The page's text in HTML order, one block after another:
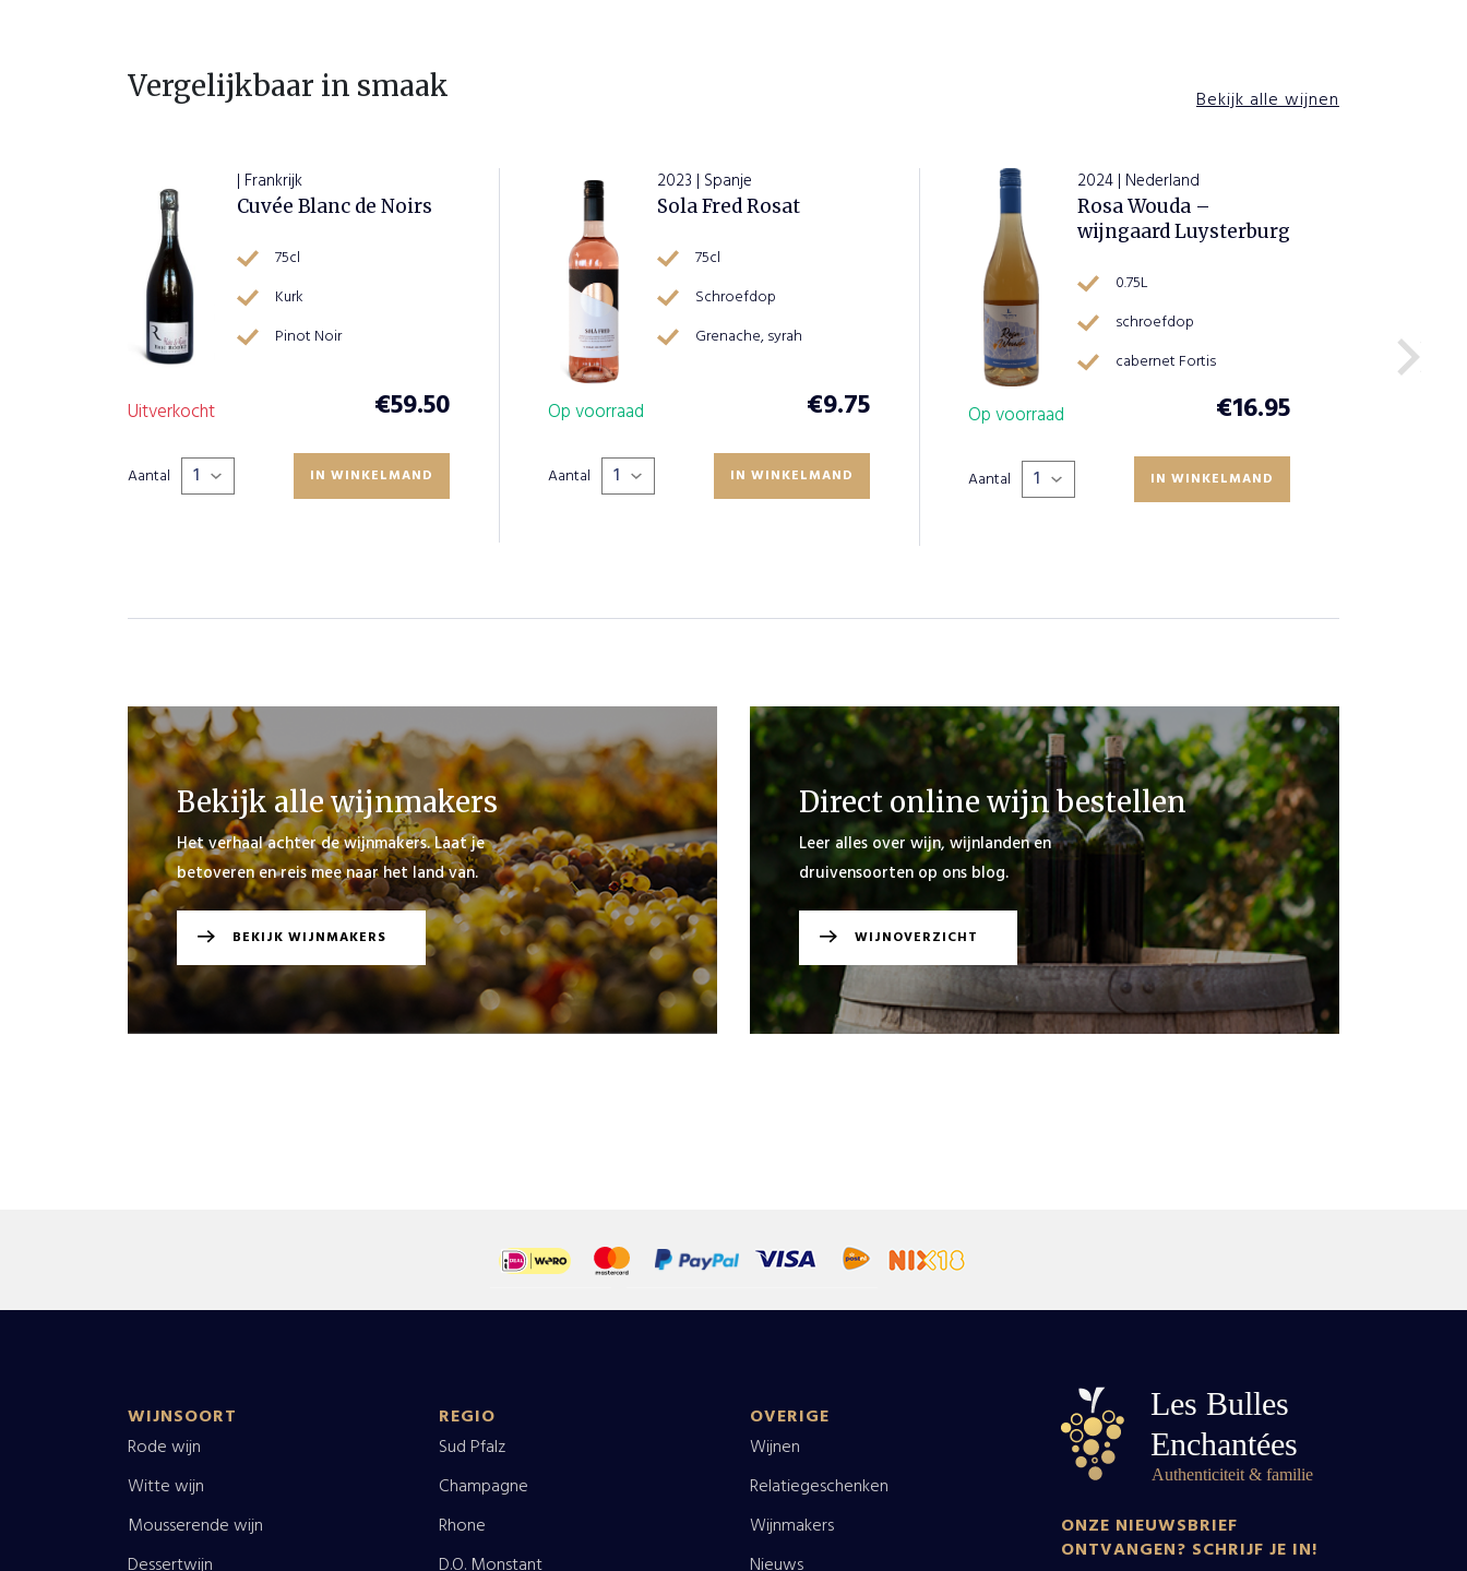
Vergelijkbaar in smaak Bekijk alle wijnen
| Frankrijk
Cuvée Blanc de Noirs
75cl
Kurk
Pinot Noir
Uitverkocht €59.50
Aantal IN WINKELMAND
2023 | Spanje
Sola Fred Rosat
75cl
Schroefdop
Grenache, syrah
Op voorraad €9.75
Aantal IN WINKELMAND
2024 | Nederland
Rosa Wouda –
wijngaard Luysterburg
0.75L
schroefdop
cabernet Fortis
Op voorraad €16.95
Aantal IN WINKELMAND
Bekijk alle wijnmakers
Het verhaal achter de wijnmakers. Laat je
betoveren en reis mee naar het land van.
BEKIJK WIJNMAKERS
Direct online wijn bestellen
Leer alles over wijn, wijnlanden en
druivensoorten op ons blog.
WIJNOVERZICHT
WIJNSOORT
Rode wijn
Witte wijn
Mousserende wijn
REGIO
Sud Pfalz
Champagne
Rhone
OVERIGE
Wijnen
Relatiegeschenken
Wijnmakers
ONZE NIEUWSBRIEF
ONTVANGEN? SCHRIJF JE IN!
PLAATS BESTELLING
WINKELEN